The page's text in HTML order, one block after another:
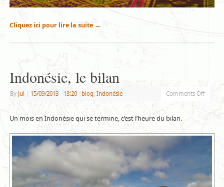
Cliquez ici pour lire la suite →
Indonésie, le bilan
By Jul 15/09/2013 - 13:20 blog Indonésie Comments Off
Un mois en Indonésie qui se termine, c’est l’heure du bilan.